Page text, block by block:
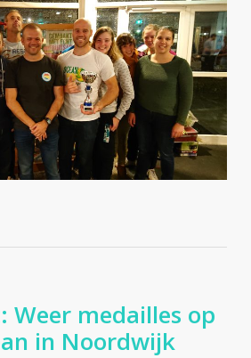
Weer medailles op
in Noordwijk